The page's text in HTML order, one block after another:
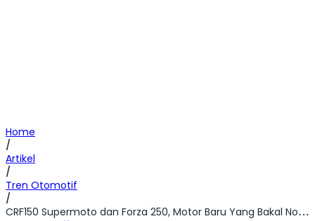
Home
/
Artikel
/
Tren Otomotif
/
CRF150 Supermoto dan Forza 250, Motor Baru Yang Bakal Nongol Di GIIAS 2018?